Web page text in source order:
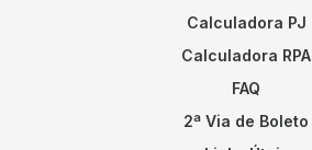
Calculadora PJ
Calculadora RPA
FAQ
2ª Via de Boleto